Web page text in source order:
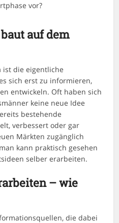
vor?
auf dem
ist die eigentliche
sich erst zu informieren,
entwickeln. Oft haben sich
keine neue Idee
bestehende
verbessert oder gar
Märkten zugänglich
kann praktisch gesehen
selber erarbeiten.
– wie
die dabei